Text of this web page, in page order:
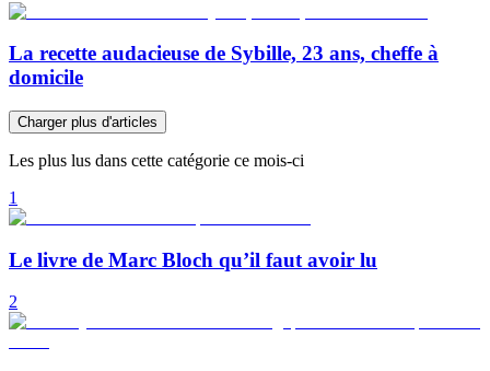
La recette audacieuse de Sybille, 23 ans, cheffe à
domicile
Charger plus d'articles
Les plus lus dans cette catégorie ce mois-ci
1
Le livre de Marc Bloch qu’il faut avoir lu
2